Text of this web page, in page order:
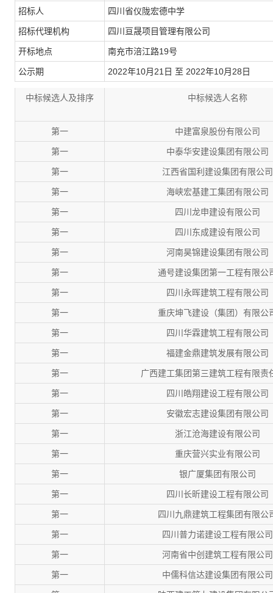
招标人 四川省仪陇宏德中学
招标代理机构 四川亘晟项目管理有限公司
开标地点 南充市涪江路19号
公示期 2022年10月21日 至 2022年10月28日
中标候选人及排序 中标候选人名称
第一 中建富泉股份有限公司
第一 中泰华安建设集团有限公司
第一 江西省国利建设集团有限公司
第一 海峡宏基建工集团有限公司
第一 四川龙申建设有限公司
第一 四川东成建设有限公司
第一 河南昊锦建设集团有限公司
第一 通号建设集团第一工程有限公
第一 四川永晖建筑工程有限公司
第一 重庆坤飞建设（集团）有限公
第一 四川华霖建筑工程有限公司
第一 福建金鼎建筑发展有限公司
第一 广西建工集团第三建筑工程有限责
第一 四川皓翔建设工程有限公司
第一 安徽宏志建设集团有限公司
第一 浙江沧海建设有限公司
第一 重庆营兴实业有限公司
第一 银广厦集团有限公司
第一 四川长昕建设工程有限公司
第一 四川九鼎建筑工程集团有限公
第一 四川普力诺建设工程有限公司
第一 河南省中创建筑工程有限公司
第一 中儒科信达建设集团有限公司